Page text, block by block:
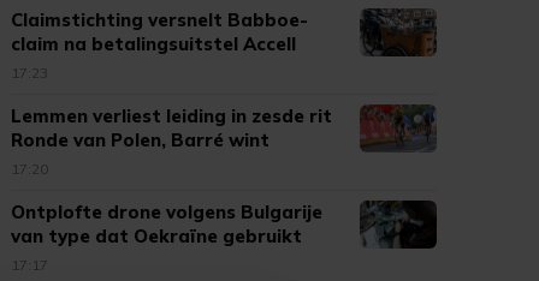
Claimstichting versnelt Babboe-
claim na betalingsuitstel Accell
17:23
Lemmen verliest leiding in zesde rit
Ronde van Polen, Barré wint
17:20
Ontplofte drone volgens Bulgarije
van type dat Oekraïne gebruikt
17:17